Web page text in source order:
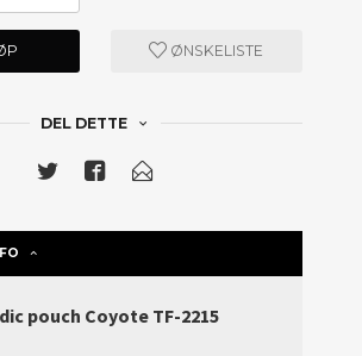
ØNSKELISTE
DEL DETTE
pouch Coyote TF-2215